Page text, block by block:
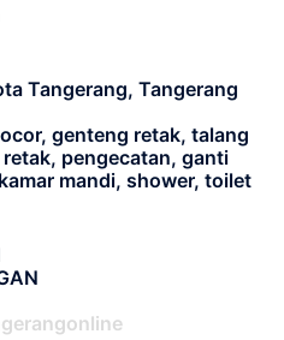
Tangerang, Tangerang
genteng retak, talang
pengecatan, ganti
mandi, shower, toilet